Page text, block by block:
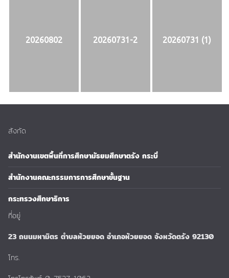
20260802 20260731-2 20260731 (1)
สังกัด
สำนักงานเขตพื้นที่การศึกษามัธยมศึกษาตรัง กระบี่
สำนักงานคณะกรรมการการศึกษาขั้นฐาน
กระทรวงศึกษาธิการ
ที่อยู่
23 ถนนมหามิตร ตำบลห้วยยอด อำเภอห้วยยอด จังหวัดตรัง 92130
โทร.